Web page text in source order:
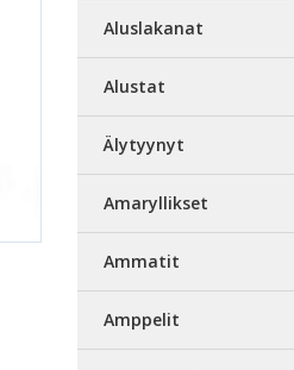
Aluslakanat
Alustat
Älytyynyt
Amaryllikset
Ammatit
Amppelit